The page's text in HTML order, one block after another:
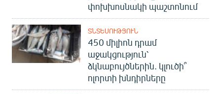
փոխխոսնակի պաշտոնում
ՏՆՏԵՍՈՒԹՅՈՒՆ
450 միլիոն դրամ
աջակցություն՝
ձկնաբույծներին. կլուծի՞
ոլորտի խնդիրները